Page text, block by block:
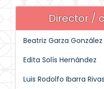
Director /
Beatriz Garza González
Edita Solís Hernández
Luis Rodolfo Ibarra Rivas